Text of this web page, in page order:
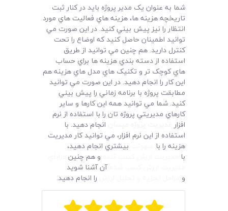
شما به عنوان يک مدير پروژه بايد در کنار ثبت
تاريخچه هزينه ها، هزينه هاي فعاليت هاي مورد
انتظار را نيز پيش بيني کنيد. در اين صورت مي
توانيد اطمينان حاصل کنيد که اوضاع را تحت
کنترل داريد. هم چنين مي توانيد از طريق
استفاده از دسته بندي هزينه ها براي حساب
هاي کوچک تر و تکنيک هاي مدل هاي هزينه هم
اين کار را انجام دهيد. در اين صورت مي توانيد
مطابقت پروژه با برنامه زماني را پيش بيني
کنيد. شما مي توانيد همه اين کارها و ساير
کارهاي مديريتي پروژه تان را با استفاده از نرم
افزار
انجام دهيد. با
استفاده از اين نرم افزار، مي توانيد کار مديريت
هزينه را با
بيشتري انجام دهيد،
با
و هم چنين
آن آشنا شويد
و
را انجام دهيد.